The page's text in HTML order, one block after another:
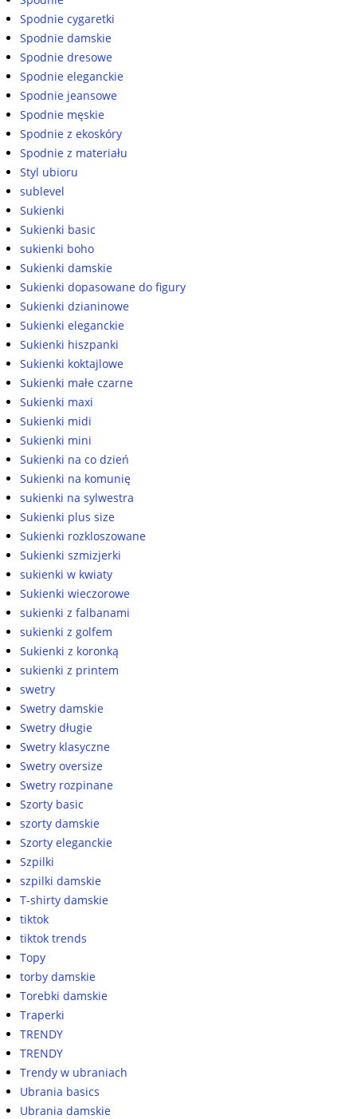
Spodnie cygaretki
Spodnie damskie
Spodnie dresowe
Spodnie eleganckie
Spodnie jeansowe
Spodnie męskie
Spodnie z ekoskóry
Spodnie z materiału
Styl ubioru
sublevel
Sukienki
Sukienki basic
sukienki boho
Sukienki damskie
Sukienki dopasowane do figury
Sukienki dzianinowe
Sukienki eleganckie
Sukienki hiszpanki
Sukienki koktajlowe
Sukienki małe czarne
Sukienki maxi
Sukienki midi
Sukienki mini
Sukienki na co dzień
Sukienki na komunię
sukienki na sylwestra
Sukienki plus size
Sukienki rozkloszowane
Sukienki szmizjerki
sukienki w kwiaty
Sukienki wieczorowe
sukienki z falbanami
sukienki z golfem
Sukienki z koronką
sukienki z printem
swetry
Swetry damskie
Swetry długie
Swetry klasyczne
Swetry oversize
Swetry rozpinane
Szorty basic
szorty damskie
Szorty eleganckie
Szpilki
szpilki damskie
T-shirty damskie
tiktok
tiktok trends
Topy
torby damskie
Torebki damskie
Traperki
TRENDY
TRENDY
Trendy w ubraniach
Ubrania basics
Ubrania damskie